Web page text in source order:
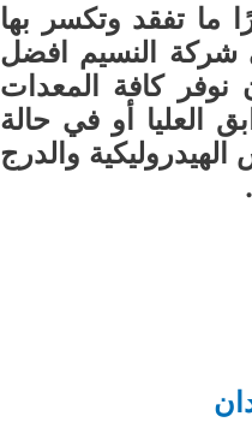
ما تفقد وتكسر بها
شركة النسيم افضل
كافة المعدات
العليا أو في حالة
والدرج